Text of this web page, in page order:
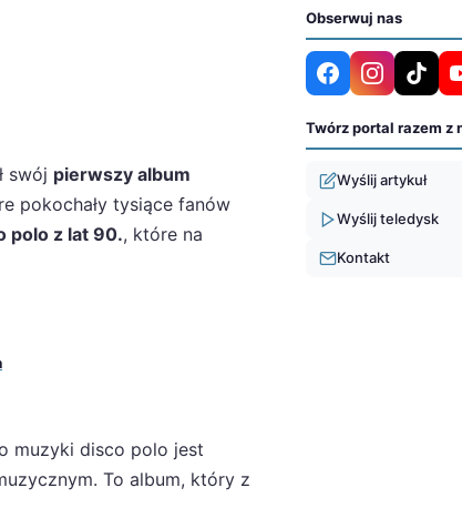
swój pierwszy album
pokochały tysiące fanów
polo z lat 90., które na
muzyki disco polo jest
To album, który z
Obserwuj nas
Twórz portal razem z
Wyślij artykuł
Wyślij teledysk
Kontakt